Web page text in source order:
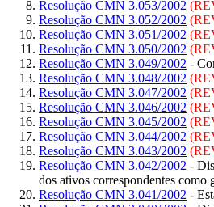
Resolução CMN 3.053/2002
Resolução CMN 3.052/2002
Resolução CMN 3.051/2002
Resolução CMN 3.050/2002
Resolução CMN 3.049/2002 -
Resolução CMN 3.048/2002
Resolução CMN 3.047/2002
Resolução CMN 3.046/2002
Resolução CMN 3.045/2002
Resolução CMN 3.044/2002
Resolução CMN 3.043/2002
Resolução CMN 3.042/2002 -
dos ativos correspondentes como
Resolução CMN 3.041/2002 -